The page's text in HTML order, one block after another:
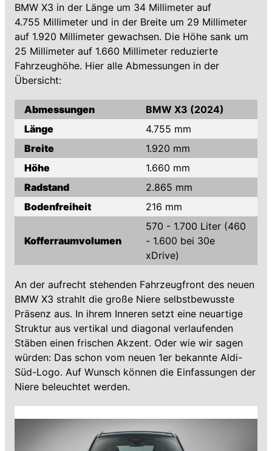
BMW X3 in der Länge um 34 Millimeter auf
4.755 Millimeter und in der Breite um 29 Millimeter
auf 1.920 Millimeter gewachsen. Die Höhe sank um
25 Millimeter auf 1.660 Millimeter reduzierte
Fahrzeughöhe. Hier alle Abmessungen in der
Übersicht:
Abmessungen
BMW X3 (2024)
Länge
4.755 mm
Breite
1.920 mm
Höhe
1.660 mm
Radstand
2.865 mm
Bodenfreiheit
216 mm
Kofferraumvolumen
570 - 1.700 Liter (460
- 1.600 bei 30e
xDrive)
An der aufrecht stehenden Fahrzeugfront des neuen
BMW X3 strahlt die große Niere selbstbewusste
Präsenz aus. In ihrem Inneren setzt eine neuartige
Struktur aus vertikal und diagonal verlaufenden
Stäben einen frischen Akzent. Oder wie wir sagen
würden: Das schon vom neuen 1er bekannte Aldi-
Süd-Logo. Auf Wunsch können die Einfassungen der
Niere beleuchtet werden.